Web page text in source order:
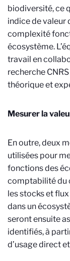
biodiversité, ce
indice de valeur
complexité
écosystème.
travail en
recherche
théorique et
Mesurer la
En outre, deux
utilisées pour
fonctions des
comptabilité du
les stocks et
dans un
seront ensuite
identifiés, à
d’usage direct